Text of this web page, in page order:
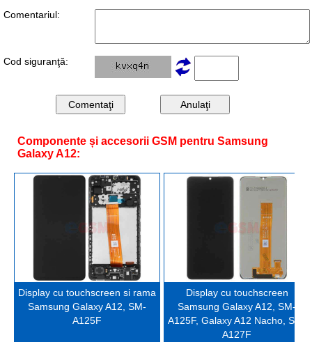
Comentariul:
Cod siguranţă:
Componente și accesorii GSM pentru Samsung
Galaxy A12:
Display cu touchscreen si rama
Samsung Galaxy A12, SM-
A125F
Display cu touchscreen
Samsung Galaxy A12, SM-
A125F, Galaxy A12 Nacho, SM-
A127F